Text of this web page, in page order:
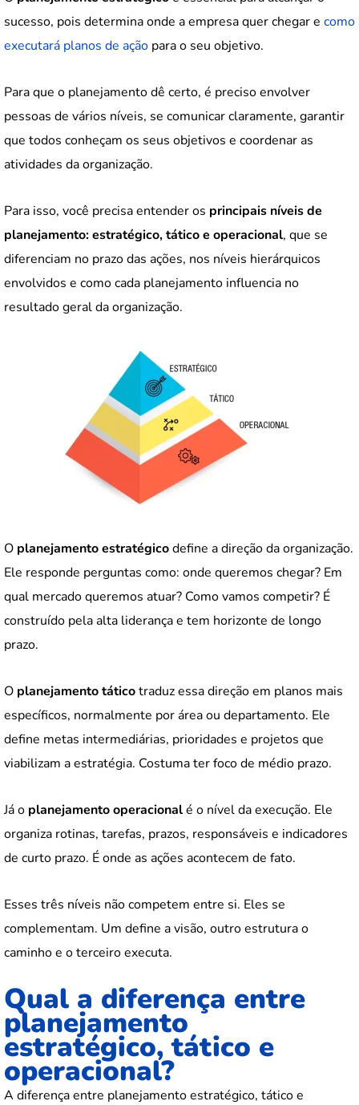
sucesso, pois determina onde a empresa quer chegar e como
executará planos de ação para o seu objetivo.
Para que o planejamento dê certo, é preciso envolver
pessoas de vários níveis, se comunicar claramente, garantir
que todos conheçam os seus objetivos e coordenar as
atividades da organização.
Para isso, você precisa entender os principais níveis de
planejamento: estratégico, tático e operacional, que se
diferenciam no prazo das ações, nos níveis hierárquicos
envolvidos e como cada planejamento influencia no
resultado geral da organização.
O planejamento estratégicodefine a direção da organização.
Ele responde perguntas como: onde queremos chegar? Em
qual mercado queremos atuar? Como vamos competir? É
construído pela alta liderança e tem horizonte de longo
prazo.
O planejamento táticotraduz essa direção em planos mais
específicos, normalmente por área ou departamento. Ele
define metas intermediárias, prioridades e projetos que
viabilizam a estratégia. Costuma ter foco de médio prazo.
Já o planejamento operacionalé o nível da execução. Ele
organiza rotinas, tarefas, prazos, responsáveis e indicadores
de curto prazo. É onde as ações acontecem de fato.
Esses três níveis não competem entre si. Eles se
complementam. Um define a visão, outro estrutura o
caminho e o terceiro executa.
Qual a diferença entre
planejamento
estratégico, tático e
operacional?
A diferença entre planejamento estratégico, tático e